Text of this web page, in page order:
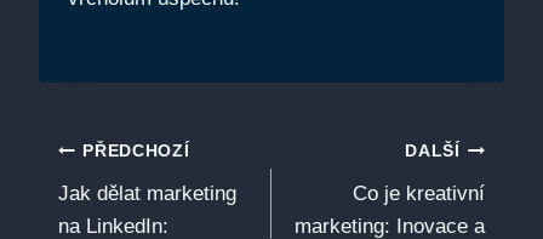
Navigace
pro
PŘEDCHOZÍ
Jak dělat marketing
na LinkedIn:
DALŠÍ
Co je kreativní
marketing: Inovace a